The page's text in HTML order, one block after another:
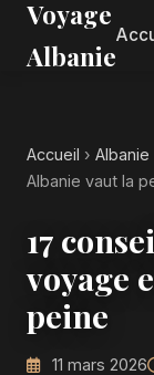
Voyage
Albanie
Accueil › Albanie
Albanie vaut la
17
voyage
peine
11 mars 2026